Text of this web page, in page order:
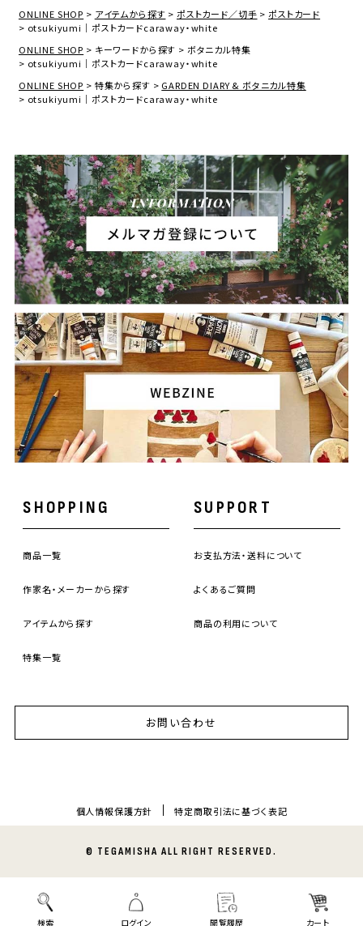
ONLINE SHOP
アイテムから探す ポストカード／切手
ポストカード
otsukiyumi｜ポストカードcaraway・white
ONLINE SHOP
キーワードから探す
ボタニカル特集
otsukiyumi｜ポストカードcaraway・white
ONLINE SHOP
特集から探す
GARDEN DIARY & ボタニカル特集
otsukiyumi｜ポストカードcaraway・white
SHOPPING
商品一覧
作家名・メーカーから探す
アイテムから探す
特集一覧
SUPPORT
お支払方法・送料について
よくあるご質問
商品の利用について
お問い合わせ
個人情報保護方針 特定商取引法に基づく表記
© TEGAMISHA ALL RIGHT RESERVED.